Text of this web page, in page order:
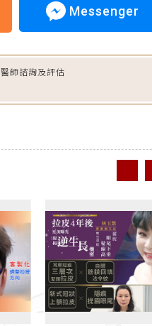
Messenger
師諮詢及評估